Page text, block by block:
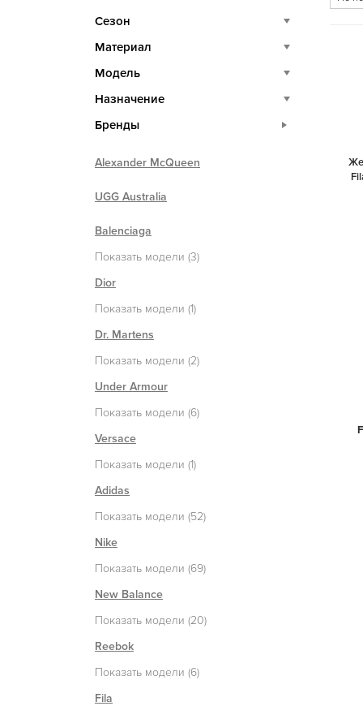
Сезон
Материал
Модель
Назначение
Бренды
Alexander McQueen
UGG Australia
Balenciaga
Показать модели (3)
Dior
Показать модели (1)
Dr. Martens
Показать модели (2)
Under Armour
Показать модели (6)
Versace
Показать модели (1)
Adidas
Показать модели (52)
Nike
Показать модели (69)
New Balance
Показать модели (20)
Reebok
Показать модели (6)
Fila